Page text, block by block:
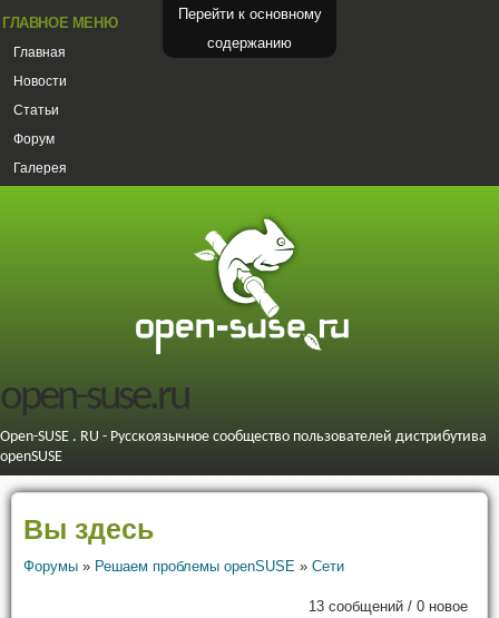
Перейти к основному
содержанию
ГЛАВНОЕ МЕНЮ
Главная
Новости
Статьи
Форум
Галерея
open-suse.ru
Open-SUSE . RU - Русскоязычное сообщество пользователей дистрибутива
openSUSE
Вы здесь
Форумы » Решаем проблемы openSUSE » Сети
13 сообщений / 0 новое